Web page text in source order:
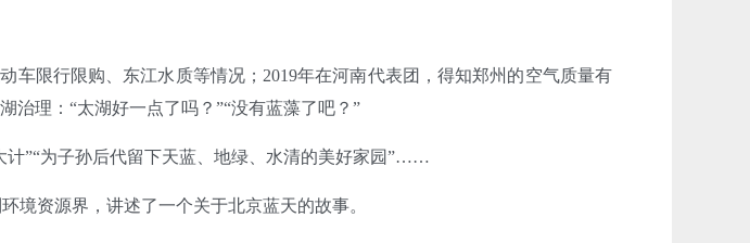
车限行限购、东江水质等情况；2019年在河南代表团，得知郑州的空气质量有
治理：“太湖好一点了吗？”“没有蓝藻了吧？”
计”“为子孙后代留下天蓝、地绿、水清的美好家园”……
境资源界，讲述了一个关于北京蓝天的故事。